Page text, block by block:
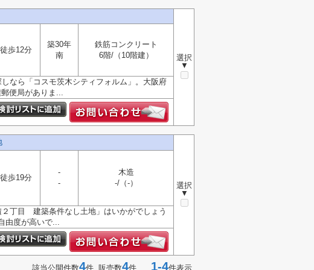
選択
▼
徒歩12分
築30年
南
鉄筋コンクリート
6階/（10階建）
なら「コスモ茨木シティフォルム」。大阪府
便局がありま...
選択
▼
徒歩19分
-
-
木造
-/（-）
丁目 建築条件なし土地」はいかがでしょう
由度が高いで...
該当公開件数4件 販売数4件 1-4件表示